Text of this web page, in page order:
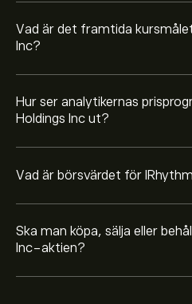
Vad är det framtida
Inc?
Hur ser analytikernas
Holdings Inc ut?
Vad är börsvärdet för
Ska man köpa, sälja eller
Inc-aktien?